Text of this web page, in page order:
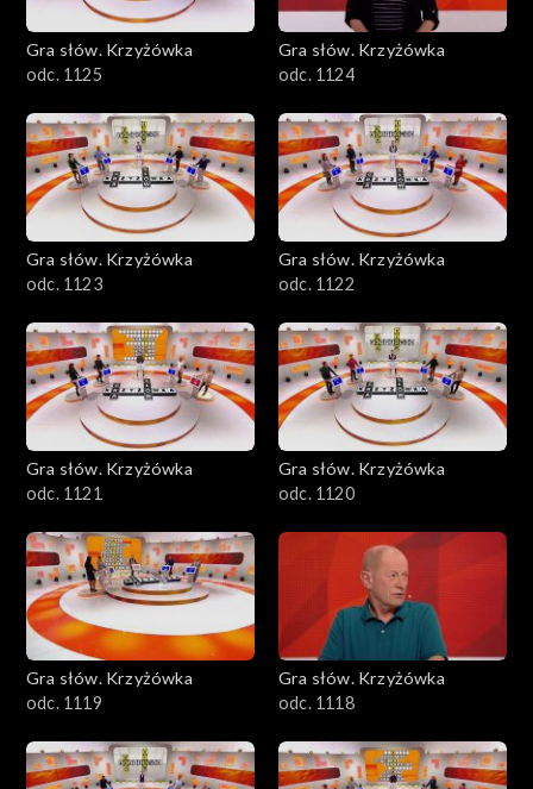
Gra słów. Krzyżówka
odc. 1125
Gra słów. Krzyżówka
odc. 1124
Gra słów. Krzyżówka
odc. 1123
Gra słów. Krzyżówka
odc. 1122
Gra słów. Krzyżówka
odc. 1121
Gra słów. Krzyżówka
odc. 1120
Gra słów. Krzyżówka
odc. 1119
Gra słów. Krzyżówka
odc. 1118